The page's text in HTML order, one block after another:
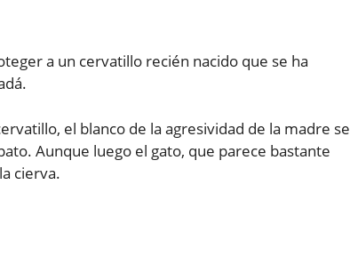
a un cervatillo recién nacido que se ha
el blanco de la agresividad de la madre se
Aunque luego el gato, que parece bastante
cierva.